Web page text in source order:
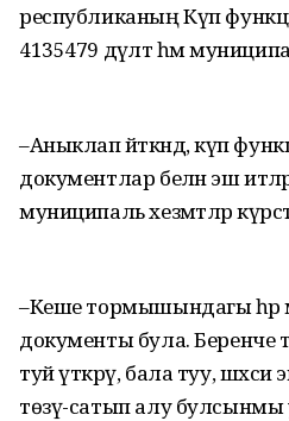
республиканың Күп
4135479 дәүләт һәм
–Аныклап әйткәндә, күп
документлар белән эш
муниципаль хезмәтләр
–Кеше тормышындагы һәр
документы була. Беренче
туй үткәрү, бала туу,
төзү-сатып алу булсынмы